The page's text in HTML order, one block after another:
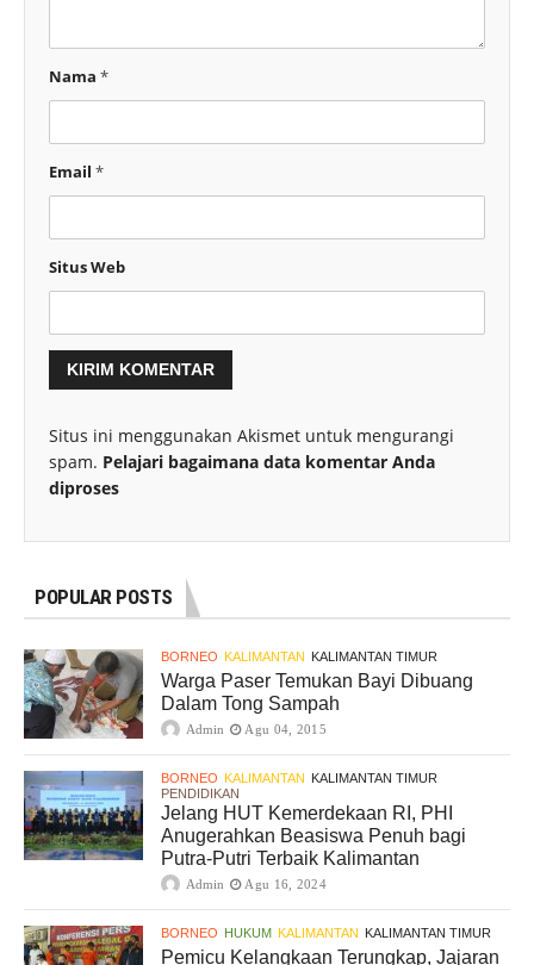
Nama *
Email *
Situs Web
Situs ini menggunakan Akismet untuk mengurangi
spam. Pelajari bagaimana data komentar Anda
diproses
POPULAR POSTS
BORNEO KALIMANTAN KALIMANTAN TIMUR
Warga Paser Temukan Bayi Dibuang
Dalam Tong Sampah
Admin Agu 04, 2015
BORNEO KALIMANTAN KALIMANTAN TIMUR
PENDIDIKAN
Jelang HUT Kemerdekaan RI, PHI
Anugerahkan Beasiswa Penuh bagi
Putra-Putri Terbaik Kalimantan
Admin Agu 16, 2024
BORNEO HUKUM KALIMANTAN KALIMANTAN TIMUR
Pemicu Kelangkaan Terungkap, Jajaran